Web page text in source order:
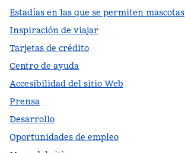
Estadías en las que se permiten mascotas
Inspiración de viajar
Tarjetas de crédito
Centro de ayuda
Accesibilidad del sitio Web
Prensa
Desarrollo
Oportunidades de empleo